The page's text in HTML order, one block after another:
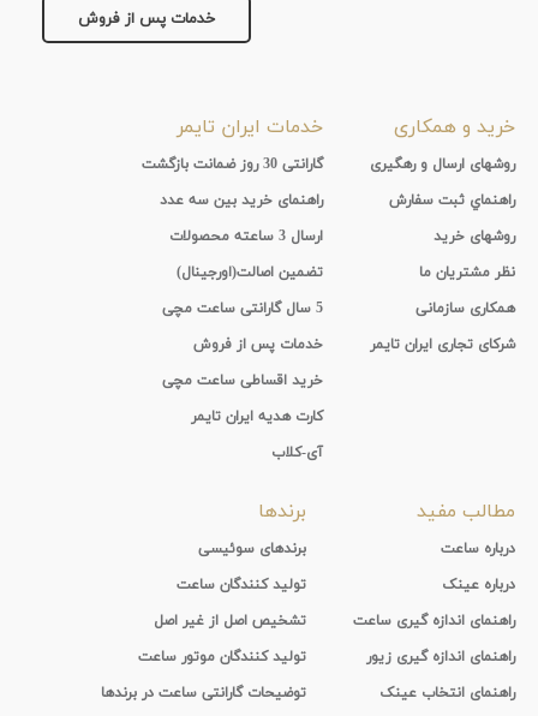
خدمات پس از فروش
خرید و همکاری
روشهای ارسال و رهگیری
راهنماي ثبت سفارش
روشهای خرید
نظر مشتریان ما
همکاری سازمانی
شرکای تجاری ایران تایمر
خدمات ایران تایمر
گارانتی 30 روز ضمانت بازگشت
راهنمای خرید بین سه عدد
ارسال 3 ساعته محصولات
تضمین اصالت(اورجینال)
5 سال گارانتی ساعت مچی
خدمات پس از فروش
خرید اقساطی ساعت مچی
کارت هدیه ایران تایمر
آی-کلاب
مطالب مفید
درباره ساعت
درباره عینک
راهنمای اندازه گیری ساعت
راهنمای اندازه گیری زیور
راهنمای انتخاب عینک
برندها
برندهای سوئیسی
تولید کنندگان ساعت
تشخیص اصل از غیر اصل
تولید کنندگان موتور ساعت
توضیحات گارانتی ساعت در برندها